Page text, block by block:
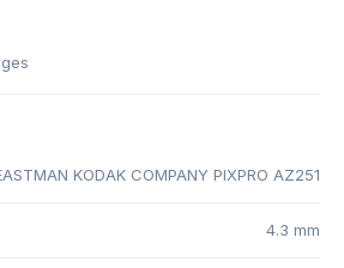
KODAK COMPANY PIXPRO AZ251
4.3 mm